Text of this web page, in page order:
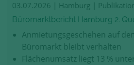
03.07.2026 | Hamburg |
Büromarktbericht Hamburg 2.
Anmietungsgeschehen auf
Büromarkt bleibt verhalten
Flächenumsatz liegt 13 %